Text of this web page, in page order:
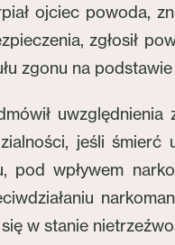
ojciec powoda,
zgłosił
zgonu na
jeśli śmierć
pod wpływem
się w stanie